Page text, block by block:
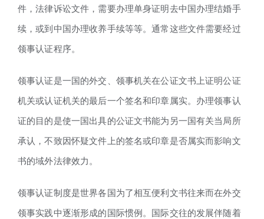
Media
件，法律诉讼文件，需要办理单身证明去中国办理结婚手
续，或到中国办理收养手续等等。通常这些文件需要经过
领事认证程序。
领事认证是一国的外交、领事机关在公证文书上证明公证
机关或认证机关的最后一个签名和印章属实。办理领事认
证的目的是使一国出具的公证文书能为另一国有关当局所
承认，不致因怀疑文件上的签名或印章是否属实而影响文
书的域外法律效力。
领事认证制度是世界各国为了相互便利文书往来而在外交
领事实践中逐渐形成的国际惯例。国际交往的发展伴随着